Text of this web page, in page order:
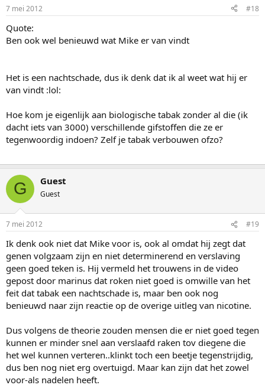
7 mei 2012 #18
Quote:
Ben ook wel benieuwd wat Mike er van vindt
Het is een nachtschade, dus ik denk dat ik al weet wat hij er
van vindt :lol:
Hoe kom je eigenlijk aan biologische tabak zonder al die (ik
dacht iets van 3000) verschillende gifstoffen die ze er
tegenwoordig indoen? Zelf je tabak verbouwen ofzo?
G Guest
Guest
7 mei 2012 #19
Ik denk ook niet dat Mike voor is, ook al omdat hij zegt dat
genen volgzaam zijn en niet determinerend en verslaving
geen goed teken is. Hij vermeld het trouwens in de video
gepost door marinus dat roken niet goed is omwille van het
feit dat tabak een nachtschade is, maar ben ook nog
benieuwd naar zijn reactie op de overige uitleg van nicotine.
Dus volgens de theorie zouden mensen die er niet goed tegen
kunnen er minder snel aan verslaafd raken tov diegene die
het wel kunnen verteren..klinkt toch een beetje tegenstrijdig,
dus ben nog niet erg overtuigd. Maar kan zijn dat het zowel
voor-als nadelen heeft.